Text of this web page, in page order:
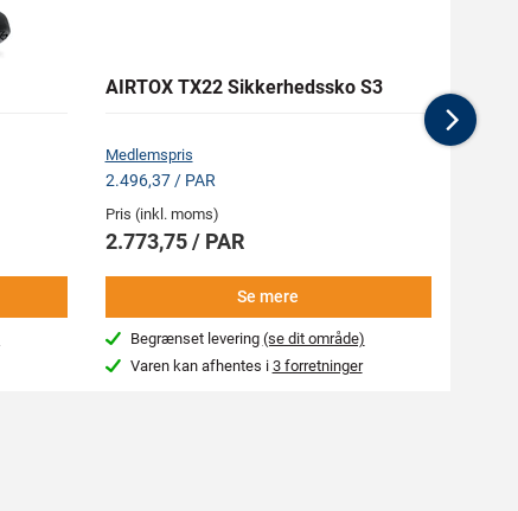
AIRTOX TX22 Sikkerhedssko S3
Medlemspris
2.496,37 / PAR
Pris (inkl. moms)
2.773,75 / PAR
Se mere
Begrænset levering (se dit område)
Varen kan afhentes i 3 forretninger